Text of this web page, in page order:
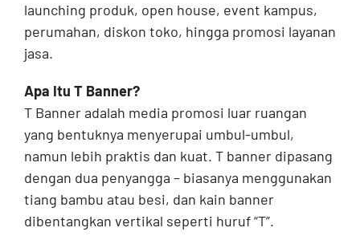
launching produk, open house, event kampus,
perumahan, diskon toko, hingga promosi layanan
jasa.
Apa Itu T Banner?
T Banner adalah media promosi luar ruangan
yang bentuknya menyerupai umbul-umbul,
namun lebih praktis dan kuat. T banner dipasang
dengan dua penyangga – biasanya menggunakan
tiang bambu atau besi, dan kain banner
dibentangkan vertikal seperti huruf “T”.